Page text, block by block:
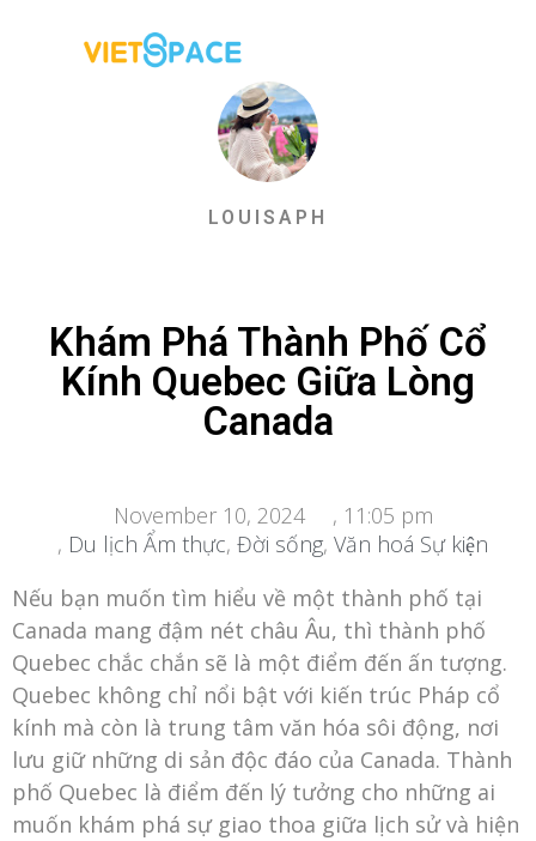
LOUISAPH
Khám Phá Thành Phố Cổ
Kính Quebec Giữa Lòng
Canada
November 10, 2024 , 11:05 pm
, Du lịch Ẩm thực, Đời sống, Văn hoá Sự kiện
Nếu bạn muốn tìm hiểu về một thành phố tại
Canada mang đậm nét châu Âu, thì thành phố
Quebec chắc chắn sẽ là một điểm đến ấn tượng.
Quebec không chỉ nổi bật với kiến trúc Pháp cổ
kính mà còn là trung tâm văn hóa sôi động, nơi
lưu giữ những di sản độc đáo của Canada. Thành
phố Quebec là điểm đến lý tưởng cho những ai
muốn khám phá sự giao thoa giữa lịch sử và hiện